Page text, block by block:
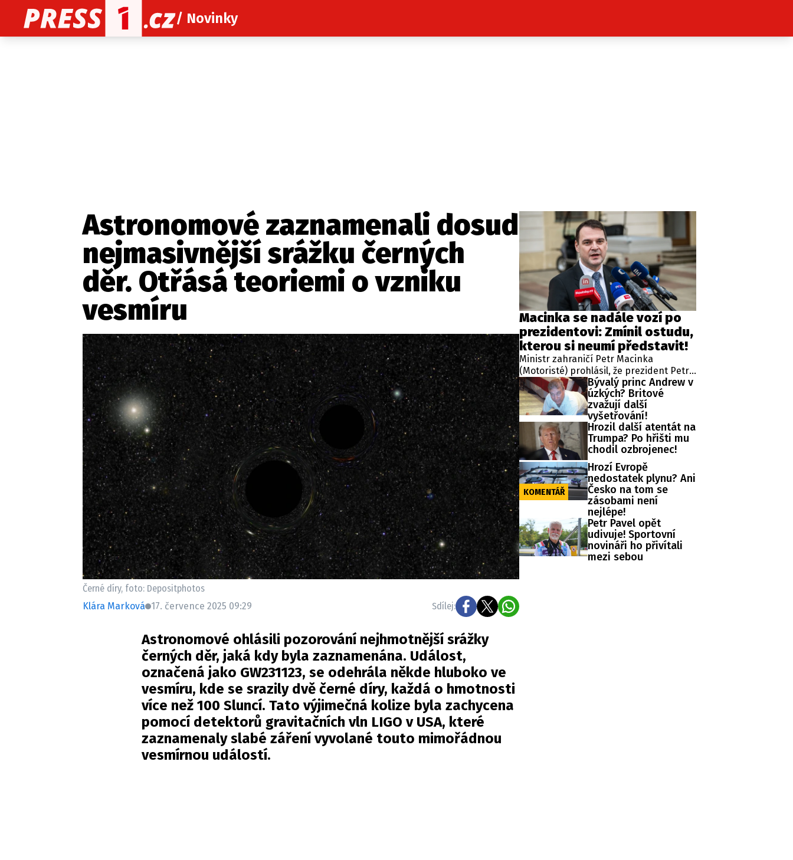
/ Novinky
Nejlepší z vás odměníme
Astronomové zaznamenali dosud
nejmasivnější srážku černých
děr. Otřásá teoriemi o vzniku
vesmíru
Černé díry, foto: Depositphotos
Klára Marková
17. července 2025 09:29 Sdílej:
Astronomové ohlásili pozorování nejhmotnější srážky
černých děr, jaká kdy byla zaznamenána. Událost,
označená jako GW231123, se odehrála někde hluboko ve
vesmíru, kde se srazily dvě černé díry, každá o hmotnosti
více než 100 Sluncí. Tato výjimečná kolize byla zachycena
pomocí detektorů gravitačních vln LIGO v USA, které
zaznamenaly slabé záření vyvolané touto mimořádnou
vesmírnou událostí.
Macinka se nadále vozí po
prezidentovi: Zmínil ostudu,
kterou si neumí představit!
Ministr zahraničí Petr Macinka
(Motoristé) prohlásil, že prezident Petr
Pavel zneužil letošní summit NATO v
rámci kampaně za znovuzvolení. Šéf
diplomacie naznačil, že jeho přáním je,
aby na příštím aliančním jednání už
Pavel nereprezentoval Českou
republiku.
Bývalý princ Andrew v
úzkých? Britové
zvažují další
vyšetřování!
Hrozil další atentát na
Trumpa? Po hřišti mu
chodil ozbrojenec!
KOMENTÁŘ
Hrozí Evropě
nedostatek plynu? Ani
Česko na tom se
zásobami není
nejlépe!
Petr Pavel opět
udivuje! Sportovní
novináři ho přivítali
mezi sebou